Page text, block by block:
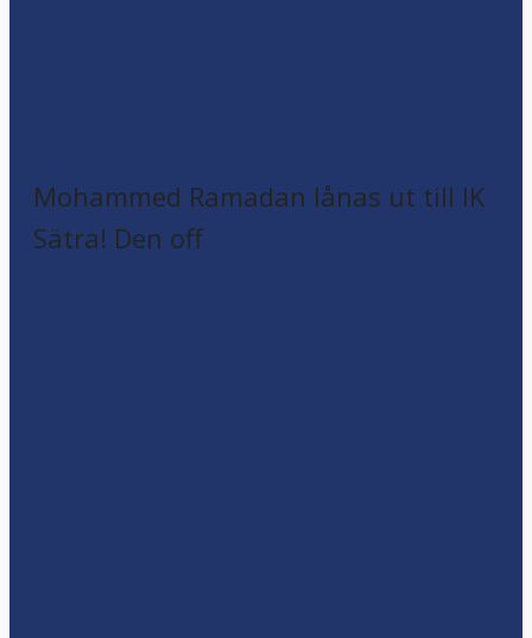
Mohammed Ramadan lånas ut till IK
Sätra! Den off